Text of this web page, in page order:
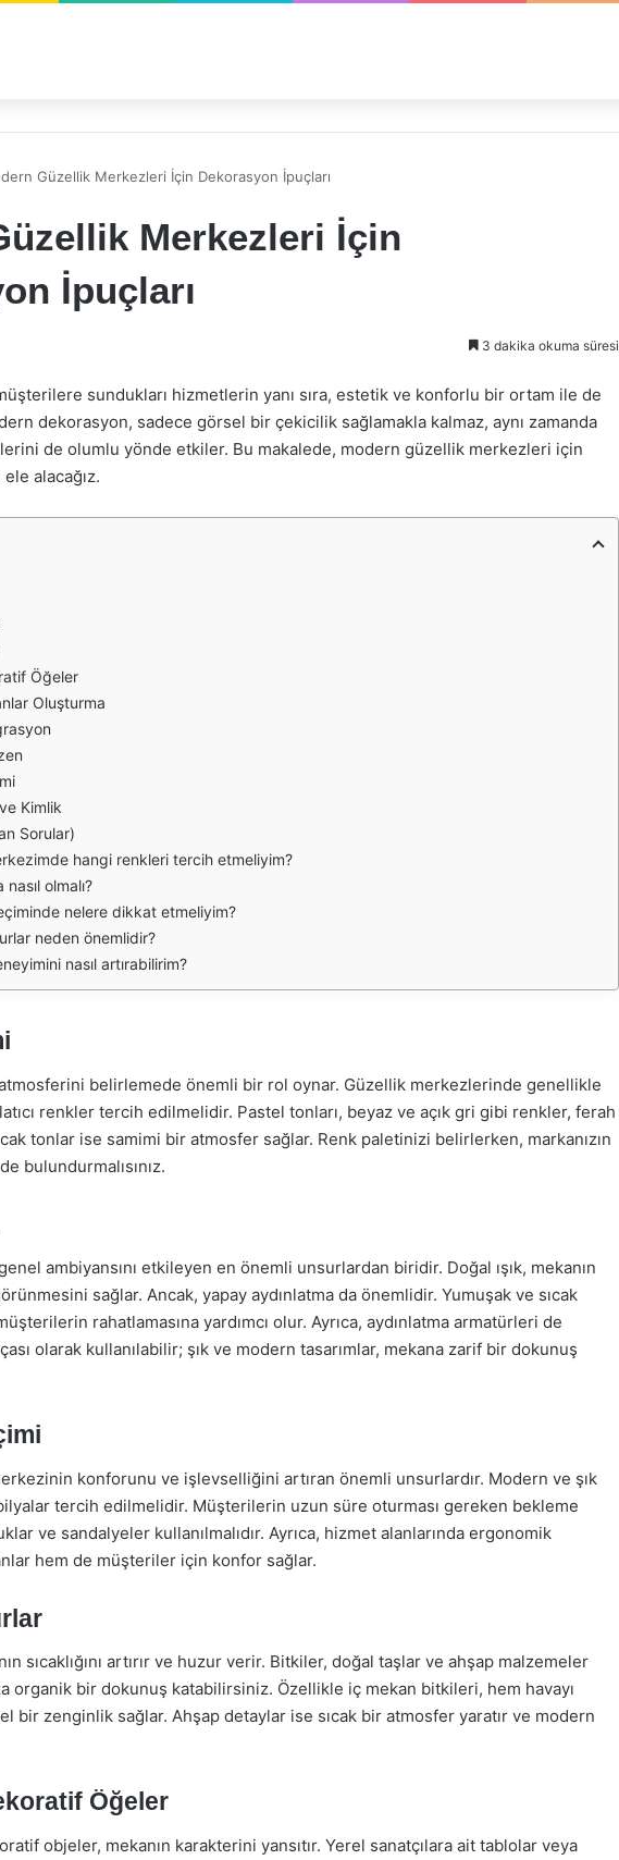
Güzellik Merkezleri İçin Dekorasyon İpuçları
Merkezleri İçin
İpuçları
3 dakika okuma süresi
sundukları hizmetlerin yanı sıra, estetik ve konforlu bir ortam ile de
dekorasyon, sadece görsel bir çekicilik sağlamakla kalmaz, aynı zamanda
de olumlu yönde etkiler. Bu makalede, modern güzellik merkezleri için
alacağız.
Öğeler
Oluşturma
Kimlik
Sorular)
hangi renkleri tercih etmeliyim?
olmalı?
nelere dikkat etmeliyim?
neden önemlidir?
nasıl artırabilirim?
belirlemede önemli bir rol oynar. Güzellik merkezlerinde genellikle
renkler tercih edilmelidir. Pastel tonları, beyaz ve açık gri gibi renkler, ferah
tonlar ise samimi bir atmosfer sağlar. Renk paletinizi belirlerken, markanızın
bulundurmalısınız.
ambiyansını etkileyen en önemli unsurlardan biridir. Doğal ışık, mekanın
sağlar. Ancak, yapay aydınlatma da önemlidir. Yumuşak ve sıcak
rahatlamasına yardımcı olur. Ayrıca, aydınlatma armatürleri de
olarak kullanılabilir; şık ve modern tasarımlar, mekana zarif bir dokunuş
konforunu ve işlevselliğini artıran önemli unsurlardır. Modern ve şık
tercih edilmelidir. Müşterilerin uzun süre oturması gereken bekleme
ve sandalyeler kullanılmalıdır. Ayrıca, hizmet alanlarında ergonomik
hem de müşteriler için konfor sağlar.
sıcaklığını artırır ve huzur verir. Bitkiler, doğal taşlar ve ahşap malzemeler
organik bir dokunuş katabilirsiniz. Özellikle iç mekan bitkileri, hem havayı
bir zenginlik sağlar. Ahşap detaylar ise sıcak bir atmosfer yaratır ve modern
Öğeler
objeler, mekanın karakterini yansıtır. Yerel sanatçılara ait tablolar veya